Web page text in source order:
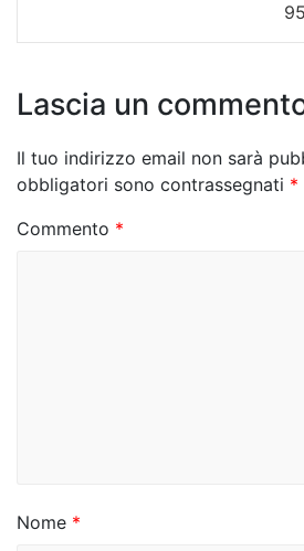
g
a
z
i
i
Lascia un
Il tuo indirizzo email non sarà
obbligatori sono contrassegnati *
Commento *
Nome *